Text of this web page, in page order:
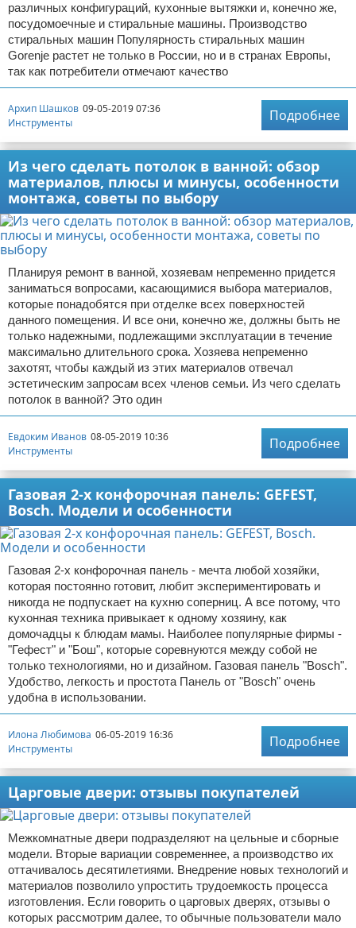
различных конфигураций, кухонные вытяжки и, конечно же,
посудомоечные и стиральные машины. Производство
стиральных машин Популярность стиральных машин
Gorenje растет не только в России, но и в странах Европы,
так как потребители отмечают качество
Архип Шашков 09-05-2019 07:36
Инструменты
Подробнее
Из чего сделать потолок в ванной: обзор
материалов, плюсы и минусы, особенности
монтажа, советы по выбору
Планируя ремонт в ванной, хозяевам непременно придется
заниматься вопросами, касающимися выбора материалов,
которые понадобятся при отделке всех поверхностей
данного помещения. И все они, конечно же, должны быть не
только надежными, подлежащими эксплуатации в течение
максимально длительного срока. Хозяева непременно
захотят, чтобы каждый из этих материалов отвечал
эстетическим запросам всех членов семьи. Из чего сделать
потолок в ванной? Это один
Евдоким Иванов 08-05-2019 10:36
Инструменты
Подробнее
Газовая 2-х конфорочная панель: GEFEST,
Bosch. Модели и особенности
Газовая 2-х конфорочная панель - мечта любой хозяйки,
которая постоянно готовит, любит экспериментировать и
никогда не подпускает на кухню соперниц. А все потому, что
кухонная техника привыкает к одному хозяину, как
домочадцы к блюдам мамы. Наиболее популярные фирмы -
"Гефест" и "Бош", которые соревнуются между собой не
только технологиями, но и дизайном. Газовая панель "Bosch".
Удобство, легкость и простота Панель от "Bosch" очень
удобна в использовании.
Илона Любимова 06-05-2019 16:36
Инструменты
Подробнее
Царговые двери: отзывы покупателей
Межкомнатные двери подразделяют на цельные и сборные
модели. Вторые вариации современнее, а производство их
оттачивалось десятилетиями. Внедрение новых технологий и
материалов позволило упростить трудоемкость процесса
изготовления. Если говорить о царговых дверях, отзывы о
которых рассмотрим далее, то обычные пользователи мало